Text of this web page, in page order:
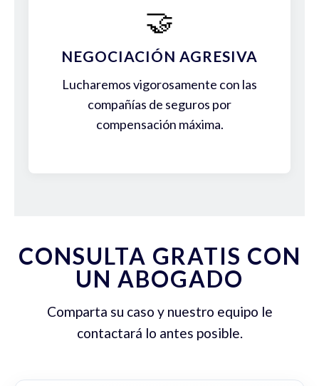
🤝
NEGOCIACIÓN AGRESIVA
Lucharemos vigorosamente con las
compañías de seguros por
compensación máxima.
CONSULTA GRATIS CON
UN ABOGADO
Comparta su caso y nuestro equipo le
contactará lo antes posible.